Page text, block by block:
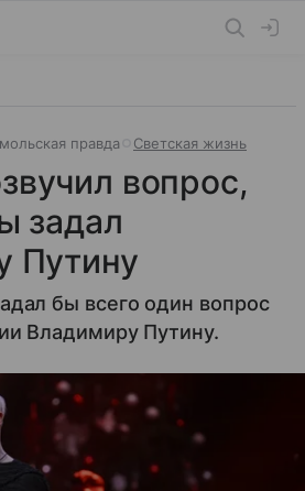
правда Светская жизнь
вопрос,
задал
Путину
бы всего один вопрос
Владимиру Путину.